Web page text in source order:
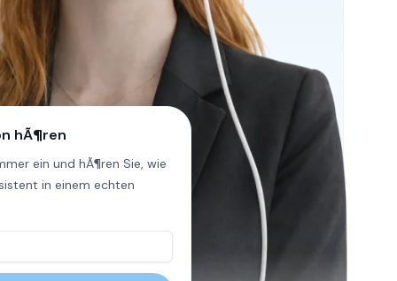
hÃ¶ren
ein und hÃ¶ren Sie, wie
in einem echten